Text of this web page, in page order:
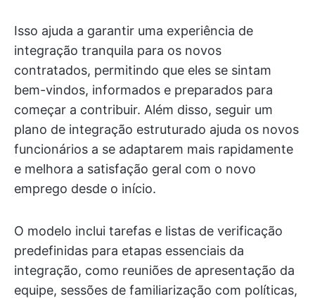
Isso ajuda a garantir uma experiência de
integração tranquila para os novos
contratados, permitindo que eles se sintam
bem-vindos, informados e preparados para
começar a contribuir. Além disso, seguir um
plano de integração estruturado ajuda os novos
funcionários a se adaptarem mais rapidamente
e melhora a satisfação geral com o novo
emprego desde o início.
O modelo inclui tarefas e listas de verificação
predefinidas para etapas essenciais da
integração, como reuniões de apresentação da
equipe, sessões de familiarização com políticas,